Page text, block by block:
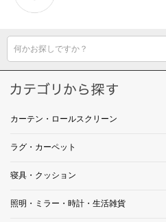
何かお探しですか？
カーテン・ロールスクリーン
ラグ・カーペット
寝具・クッション
照明・ミラー・時計・生活雑貨